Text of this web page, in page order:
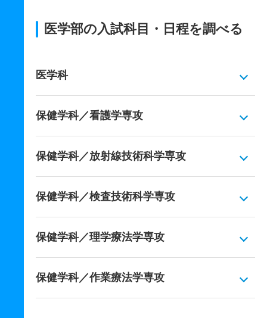
医学部の入試科目・日程を調べる
医学科
保健学科／看護学専攻
保健学科／放射線技術科学専攻
保健学科／検査技術科学専攻
保健学科／理学療法学専攻
保健学科／作業療法学専攻